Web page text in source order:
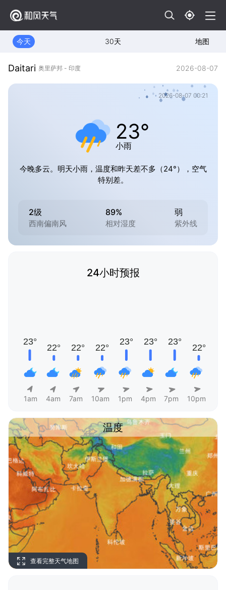
今天 30天 地图
Daitari 奥里萨邦 - 印度 2026-08-07
2026-08-07 00:21
23°
小雨
今晚多云。明天小雨，温度和昨天差不多（24°），空气
特别差。
2级
西南偏南风
89%
相对湿度
弱
紫外线
24小时预报
1am 4am 7am 10am 1pm 4pm 7pm 10pm
温度
查看完整天气地图